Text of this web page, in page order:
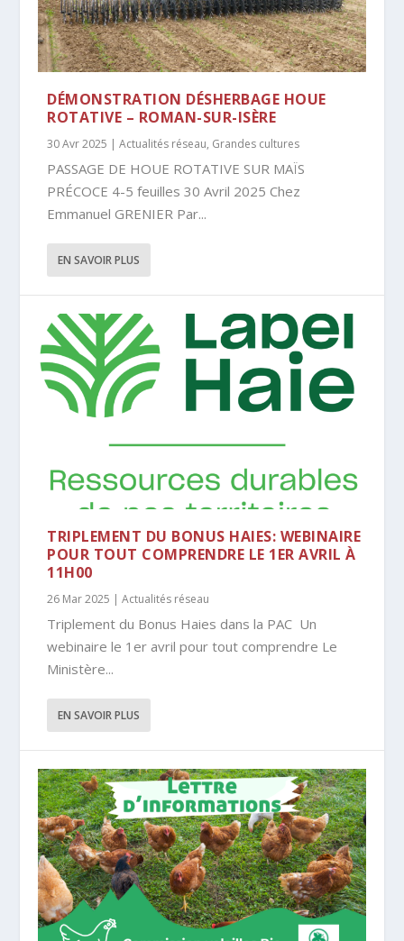
DÉMONSTRATION DÉSHERBAGE HOUE
ROTATIVE – ROMAN-SUR-ISÈRE
30 Avr 2025 |Actualités réseau, Grandes cultures
PASSAGE DE HOUE ROTATIVE SUR MAÏS
PRÉCOCE 4-5 feuilles 30 Avril 2025 Chez
Emmanuel GRENIER Par...
EN SAVOIR PLUS
TRIPLEMENT DU BONUS HAIES: WEBINAIRE
POUR TOUT COMPRENDRE LE 1ER AVRIL À
11H00
26 Mar 2025 |Actualités réseau
Triplement du Bonus Haies dans la PAC Un
webinaire le 1er avril pour tout comprendre Le
Ministère...
EN SAVOIR PLUS